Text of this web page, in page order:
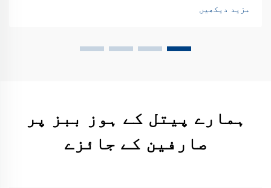
خالی ب...
مزید دیکھیں
ہمارے پیتل کے ہوز ببز پر
صارفین کے جائزے